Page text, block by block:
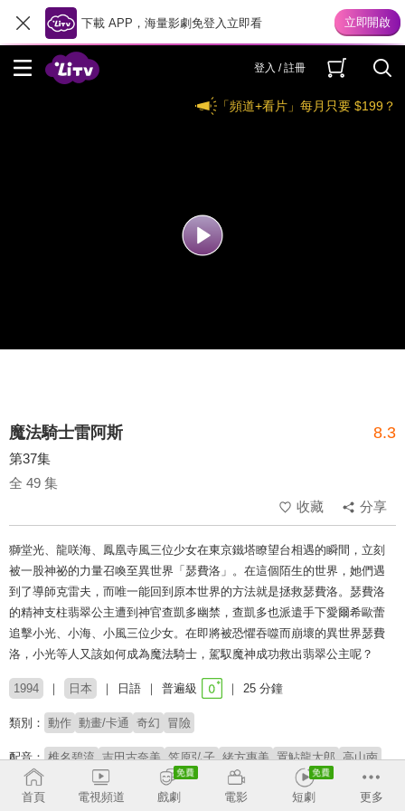
下載 APP，海量影劇免登入立即看
登入 / 註冊
「頻道+看片」每月只要 $199？
魔法騎士雷阿斯 8.3
第37集
全 49 集
收藏
分享
獅堂光、龍咲海、鳳凰寺風三位少女在東京鐵塔瞭望台相遇的瞬間，立刻
被一股神祕的力量召喚至異世界「瑟費洛」。在這個陌生的世界，她們遇
到了導師克雷夫，而唯一能回到原本世界的方法就是拯救瑟費洛。瑟費洛
的精神支柱翡翠公主遭到神官查凱多幽禁，查凱多也派遣手下愛爾希歐蕾
追擊小光、小海、小風三位少女。在即將被恐懼吞噬而崩壞的異世界瑟費
洛，小光等人又該如何成為魔法騎士，駕馭魔神成功救出翡翠公主呢？
1994 日本 日語 普遍級 25 分鐘
類別： 動作 動畫/卡通 奇幻 冒險
配音： 椎名碧流 吉田古奈美 笠原弘子 緒方惠美 置鮎龍太郎 高山南
首頁 電視頻道 戲劇 電影 短劇 更多